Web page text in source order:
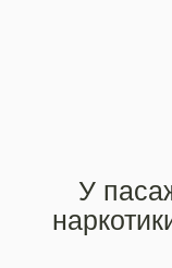
У